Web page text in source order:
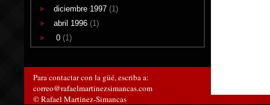
diciembre 1997 (1)
abril 1996 (1)
0 (1)
Para contactar con la güé, escriba a:
correo@rafaelmartinezsimancas.com
© Rafael Martinez-Simancas